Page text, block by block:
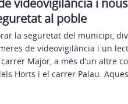
al poble
la seguretat del municipi,
de videovigilància i un
carrer Major, a més d’un altre
Horts i el carrer Palau.